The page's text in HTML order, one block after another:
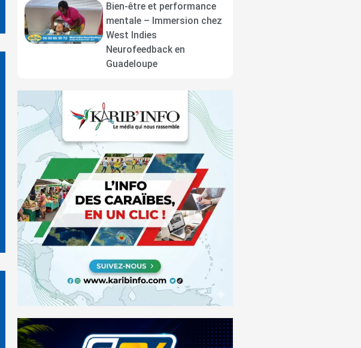
Bien-être et performance
mentale – Immersion chez
West Indies
Neurofeedback en
Guadeloupe